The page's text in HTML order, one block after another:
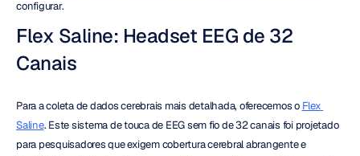
configurar.
Flex Saline: Headset EEG de 32
Canais
Para a coleta de dados cerebrais mais detalhada, oferecemos o Flex
Saline. Este sistema de touca de EEG sem fio de 32 canais foi projetado
para pesquisadores que exigem cobertura cerebral abrangente e